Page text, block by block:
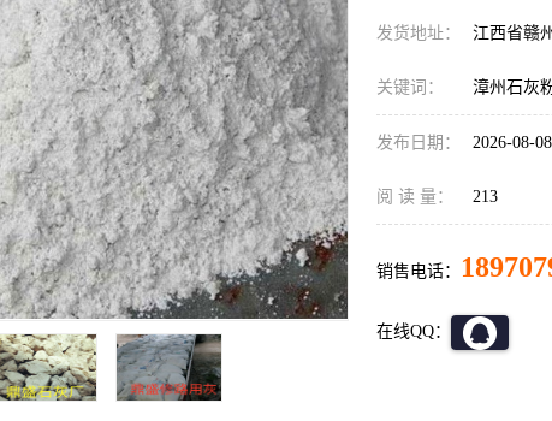
发货地址： 江西省赣
关键词： 漳州石灰
发布日期： 2026-08-08
阅 读 量： 213
销售电话：
在线QQ：